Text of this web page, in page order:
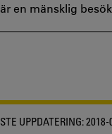
en mänsklig
UPPDATERING:2018-